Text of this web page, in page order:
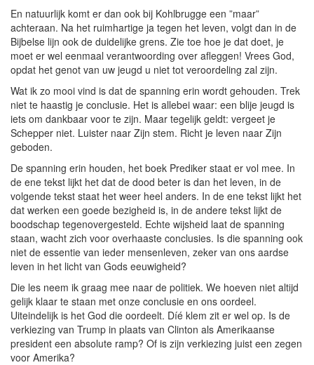
En natuurlijk komt er dan ook bij Kohlbrugge een ”maar”
achteraan. Na het ruimhartige ja tegen het leven, volgt dan in de
Bijbelse lijn ook de duidelijke grens. Zie toe hoe je dat doet, je
moet er wel eenmaal verantwoording over afleggen! Vrees God,
opdat het genot van uw jeugd u niet tot veroordeling zal zijn.
Wat ik zo mooi vind is dat de spanning erin wordt gehouden. Trek
niet te haastig je conclusie. Het is allebei waar: een blije jeugd is
iets om dankbaar voor te zijn. Maar tegelijk geldt: vergeet je
Schepper niet. Luister naar Zijn stem. Richt je leven naar Zijn
geboden.
De spanning erin houden, het boek Prediker staat er vol mee. In
de ene tekst lijkt het dat de dood beter is dan het leven, in de
volgende tekst staat het weer heel anders. In de ene tekst lijkt het
dat werken een goede bezigheid is, in de andere tekst lijkt de
boodschap tegenovergesteld. Echte wijsheid laat de spanning
staan, wacht zich voor overhaaste conclusies. Is die spanning ook
niet de essentie van ieder mensenleven, zeker van ons aardse
leven in het licht van Gods eeuwigheid?
Die les neem ik graag mee naar de politiek. We hoeven niet altijd
gelijk klaar te staan met onze conclusie en ons oordeel.
Uiteindelijk is het God die oordeelt. Díé klem zit er wel op. Is de
verkiezing van Trump in plaats van Clinton als Amerikaanse
president een absolute ramp? Of is zijn verkiezing juist een zegen
voor Amerika?